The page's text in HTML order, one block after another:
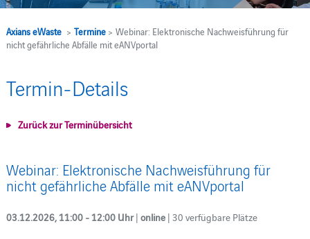
Axians eWaste> Termine> Webinar: Elektronische Nachweisführung für
nicht gefährliche Abfälle mit eANVportal
Termin-Details
Zurück zur Terminübersicht
Webinar: Elektronische Nachweisführung für
nicht gefährliche Abfälle mit eANVportal
03.12.2026, 11:00 - 12:00 Uhr| online | 30 verfügbare Plätze